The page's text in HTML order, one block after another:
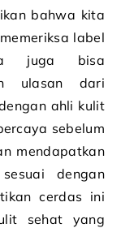
bahwa kita
label
juga bisa
ulasan dari
ahli kulit
sebelum
mendapatkan
dengan
cerdas ini
sehat yang